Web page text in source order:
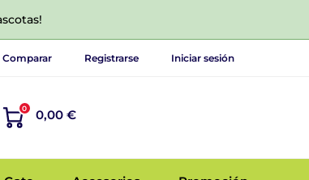
Comparar Registrarse Iniciar sesión
0 0,00 €